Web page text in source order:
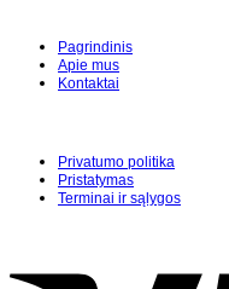
Pagrindinis
Apie mus
Kontaktai
Privatumo politika
Pristatymas
Terminai ir sąlygos